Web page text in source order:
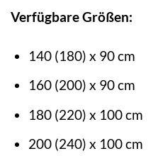
Verfügbare Größen:
140 (180) x 90 cm
160 (200) x 90 cm
180 (220) x 100 cm
200 (240) x 100 cm